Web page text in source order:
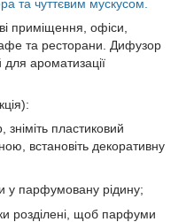
та чуттєвим мускусом.
приміщення, офіси,
та ресторани. Дифузор
ароматизації
пластиковий
встановіть декоративну
у парфумовану рідину;
розділені, щоб парфуми